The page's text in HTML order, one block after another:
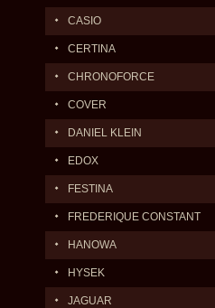
CASIO
CERTINA
CHRONOFORCE
COVER
DANIEL KLEIN
EDOX
FESTINA
FREDERIQUE CONSTANT
HANOWA
HYSEK
JAGUAR